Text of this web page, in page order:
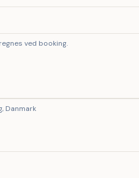
ved booking.
Danmark